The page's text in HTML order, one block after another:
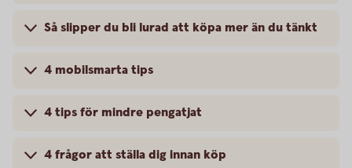
Så slipper du bli lurad att köpa mer än du tänkt
4 mobilsmarta tips
4 tips för mindre pengatjat
4 frågor att ställa dig innan köp